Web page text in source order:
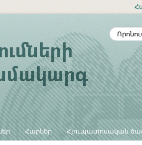
Հարկեր Հյուպատոսական